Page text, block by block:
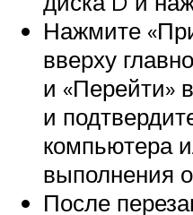
Нажмите
вверху
и «Перейти»
и
компьютера
выполнения
После